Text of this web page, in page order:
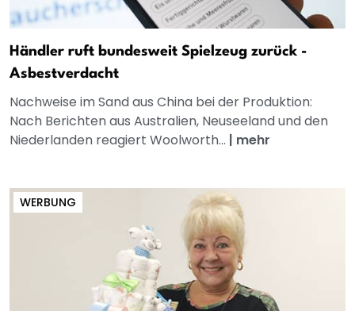
Händler ruft bundesweit Spielzeug zurück -
Asbestverdacht
Nachweise im Sand aus China bei der Produktion:
Nach Berichten aus Australien, Neuseeland und den
Niederlanden reagiert Woolworth... | mehr
WERBUNG